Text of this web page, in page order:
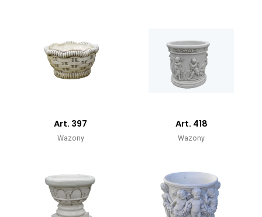
Art. 397
Wazony
Art. 418
Wazony